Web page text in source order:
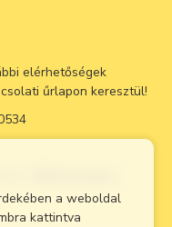
elérhetőségek
űrlapon keresztül!
5. (Békásmegyeri
a weboldal
kattintva